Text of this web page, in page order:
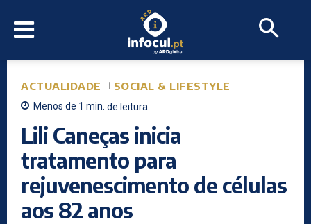
ACTUALIDADE SOCIAL & LIFESTYLE
Menos de 1 min. de leitura
Lili Caneças inicia
tratamento para
rejuvenescimento de células
aos 82 anos